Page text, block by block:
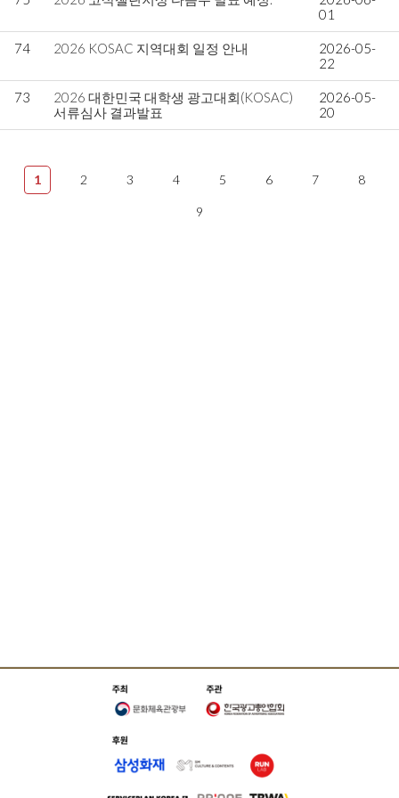
01
74 2026 KOSAC 지역대회 일정 안내
2026-05-
22
73
2026 대한민국 대학생 광고대회(KOSAC)
서류심사 결과발표
2026-05-
20
1 2 3 4 5 6 7 8
9